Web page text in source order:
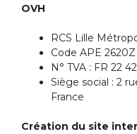
OVH
RCS Lille
Code APE 2620Z
N° TVA : FR 22
Siège social : 2
France
Création du site